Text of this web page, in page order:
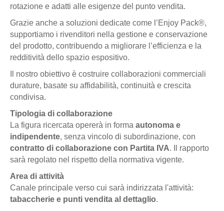
rotazione e adatti alle esigenze del punto vendita.
Grazie anche a soluzioni dedicate come l’Enjoy Pack®,
supportiamo i rivenditori nella gestione e conservazione
del prodotto, contribuendo a migliorare l’efficienza e la
redditività dello spazio espositivo.
Il nostro obiettivo è costruire collaborazioni commerciali
durature, basate su affidabilità, continuità e crescita
condivisa.
Tipologia di collaborazione
La figura ricercata opererà in forma autonoma e
indipendente, senza vincolo di subordinazione, con
contratto di collaborazione con Partita IVA. Il rapporto
sarà regolato nel rispetto della normativa vigente.
Area di attività
Canale principale verso cui sarà indirizzata l'attività:
tabaccherie e punti vendita al dettaglio.